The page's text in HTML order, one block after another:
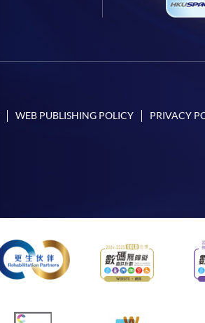
WEB PUBLISHING POLICY PRIVACY